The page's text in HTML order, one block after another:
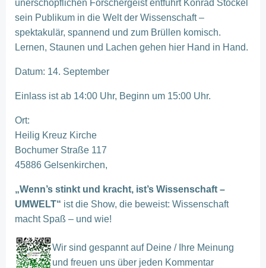
unerschöpflichen Forschergeist entführt Konrad Stöckel
sein Publikum in die Welt der Wissenschaft –
spektakulär, spannend und zum Brüllen komisch.
Lernen, Staunen und Lachen gehen hier Hand in Hand.
Datum: 14. September
Einlass ist ab 14:00 Uhr, Beginn um 15:00 Uhr.
Ort:
Heilig Kreuz Kirche
Bochumer Straße 117
45886 Gelsenkirchen,
„Wenn’s stinkt und kracht, ist’s Wissenschaft –
UMWELT“ ist die Show, die beweist: Wissenschaft
macht Spaß – und wie!
Wir sind gespannt auf Deine / Ihre Meinung
und freuen uns über jeden Kommentar